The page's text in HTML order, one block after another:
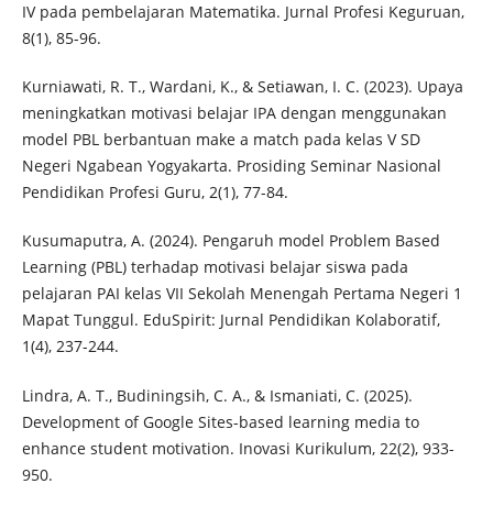
IV pada pembelajaran Matematika. Jurnal Profesi Keguruan,
8(1), 85-96.
Kurniawati, R. T., Wardani, K., & Setiawan, I. C. (2023). Upaya
meningkatkan motivasi belajar IPA dengan menggunakan
model PBL berbantuan make a match pada kelas V SD
Negeri Ngabean Yogyakarta. Prosiding Seminar Nasional
Pendidikan Profesi Guru, 2(1), 77-84.
Kusumaputra, A. (2024). Pengaruh model Problem Based
Learning (PBL) terhadap motivasi belajar siswa pada
pelajaran PAI kelas VII Sekolah Menengah Pertama Negeri 1
Mapat Tunggul. EduSpirit: Jurnal Pendidikan Kolaboratif,
1(4), 237-244.
Lindra, A. T., Budiningsih, C. A., & Ismaniati, C. (2025).
Development of Google Sites-based learning media to
enhance student motivation. Inovasi Kurikulum, 22(2), 933-
950.